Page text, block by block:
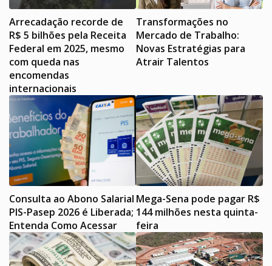
Arrecadação recorde de
R$ 5 bilhões pela Receita
Federal em 2025, mesmo
com queda nas
encomendas
internacionais
Transformações no
Mercado de Trabalho:
Novas Estratégias para
Atrair Talentos
Consulta ao Abono Salarial
PIS-Pasep 2026 é Liberada;
Entenda Como Acessar
Mega-Sena pode pagar R$
144 milhões nesta quinta-
feira